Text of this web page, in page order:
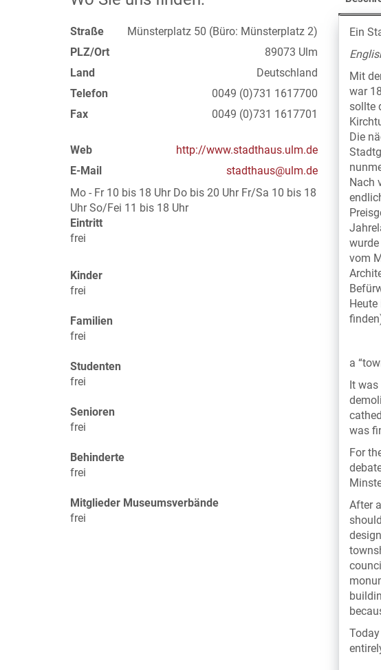
Straße
Münsterplatz 50 (Büro: Münsterplatz 2)
PLZ/Ort
89073 Ulm
Land
Deutschland
Telefon
0049 (0)731 1617700
Fax
0049 (0)731 1617701
Web
http://www.stadthaus.ulm.de
E-Mail
stadthaus@ulm.de
Mo - Fr 10 bis 18 Uhr Do bis 20 Uhr Fr/Sa 10 bis 18
Uhr So/Fei 11 bis 18 Uhr
Eintritt
frei
Kinder
frei
Familien
frei
Studenten
frei
Senioren
frei
Behinderte
frei
Mitglieder Museumsverbände
frei
Ein
Mit
war
sollte
Die
Nach
vom
a
It was
was
For
After